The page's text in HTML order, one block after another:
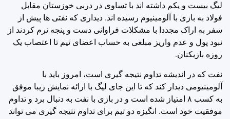
لیگ بیست و یکم داشته اند با تساوی در دربی خوزستان مقابل
فولاد به بازی با آلومینیوم رسیده اند. دیداری که نفتی ها پیش از
سفر به اراک مجددا با مشکلات فراوانی دست و پنجه نرم کردند از
نبود پول و عدم واریز مبلغی به حساب اعضای تیم تا اعتصاب یک
روزه بازیکنان.
نفت که در اندیشه تداوم نتیجه گیری است، امروز باید با
آلومینیومی دیدار کند که تا این جای لیگ با ارائه نمایش زیبا موفق
به کسب ۸ امتیاز شده است و در بازی با نفت به دنبال برد و تداوم
موفقیت خود است. انگیزه دو تیم برای تداوم نتیجه گیری می تواند